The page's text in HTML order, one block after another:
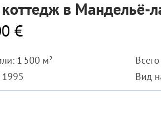
в Мандельё-
€
1 500 м²
Вид